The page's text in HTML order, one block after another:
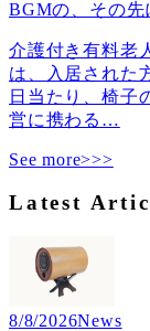
BGMの、その先
介護付き有料老
は、入居された
日当たり、椅子
営に携わる …
See more>>>
Latest
8/8/2026News